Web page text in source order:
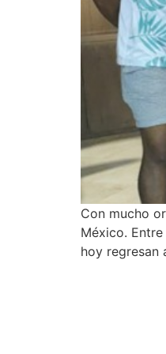
Con mucho
México.
hoy regresan